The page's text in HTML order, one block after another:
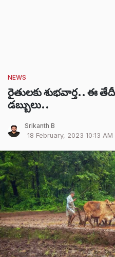
NEWS
రైతులకు శుభవార్త.. ఈ
డబ్బులు..
Srikanth B
18 February, 2023 10:13 AM